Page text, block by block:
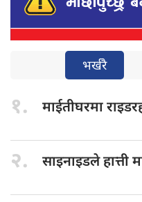
भर्खरै
१. माईतीघरमा
२. साइनाइडले हात्ती